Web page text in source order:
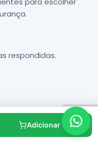
respondidas.
Adicionar